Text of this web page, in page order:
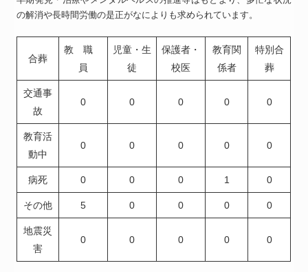
の解消や長時間労働の是正がなによりも求められています。
合葬
教 職
員
児童・生
徒
保護者・
校医
教育関
係者
特別合
葬
交通事
故
0 0 0 0 0
教育活
動中
0 0 0 0 0
病死 0 0 0 1 0
その他 5 0 0 0 0
地震災
害
0 0 0 0 0